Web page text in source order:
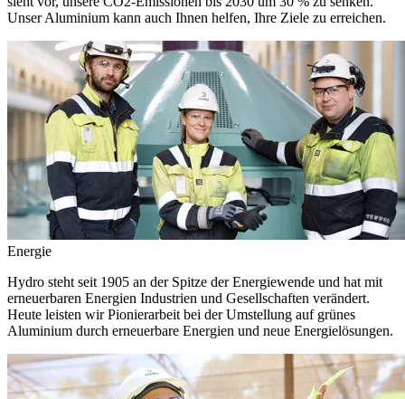
Unser Aluminium kann auch Ihnen helfen, Ihre Ziele zu erreichen.
Energie
Hydro steht seit 1905 an der Spitze der Energiewende und hat mit
erneuerbaren Energien Industrien und Gesellschaften verändert.
Heute leisten wir Pionierarbeit bei der Umstellung auf grünes
Aluminium durch erneuerbare Energien und neue Energielösungen.